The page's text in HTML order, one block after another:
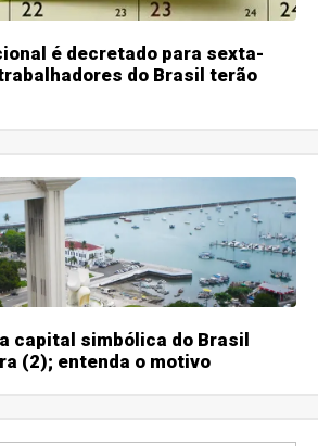
é decretado para sexta-
do Brasil terão
capital simbólica do Brasil
(2); entenda o motivo